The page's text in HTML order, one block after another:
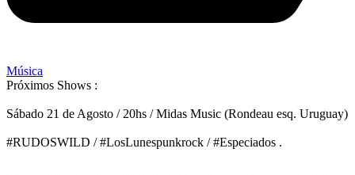
Música
Próximos Shows :
Sábado 21 de Agosto / 20hs / Midas Music (Rondeau esq. Uruguay)
#RUDOSWILD / #LosLunespunkrock / #Especiados .